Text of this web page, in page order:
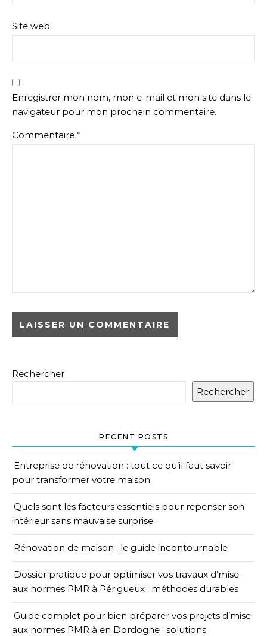
Site web
Enregistrer mon nom, mon e-mail et mon site dans le
navigateur pour mon prochain commentaire.
Commentaire *
Rechercher
Rechercher
RECENT POSTS
Entreprise de rénovation : tout ce qu’il faut savoir
pour transformer votre maison.
Quels sont les facteurs essentiels pour repenser son
intérieur sans mauvaise surprise
Rénovation de maison : le guide incontournable
Dossier pratique pour optimiser vos travaux d’mise
aux normes PMR à Périgueux : méthodes durables
Guide complet pour bien préparer vos projets d’mise
aux normes PMR à en Dordogne : solutions